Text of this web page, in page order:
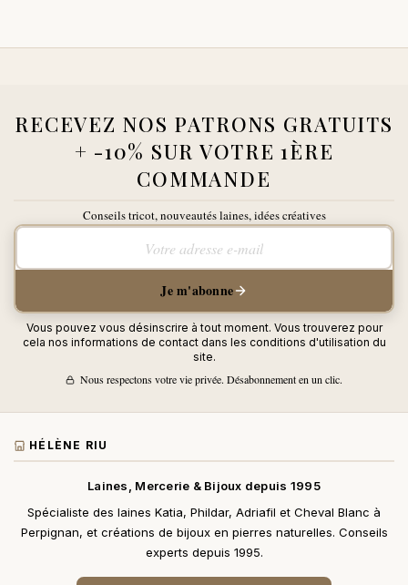
RECEVEZ NOS PATRONS GRATUITS
+ -10% SUR VOTRE 1ÈRE
COMMANDE
Conseils tricot, nouveautés laines, idées créatives
Votre adresse e-mail
Je m'abonne
Vous pouvez vous désinscrire à tout moment. Vous trouverez pour
cela nos informations de contact dans les conditions d'utilisation du
site.
Nous respectons votre vie privée. Désabonnement en un clic.
HÉLÈNE RIU
Laines, Mercerie & Bijoux depuis 1995
Spécialiste des laines Katia, Phildar, Adriafil et Cheval Blanc à
Perpignan, et créations de bijoux en pierres naturelles. Conseils
experts depuis 1995.